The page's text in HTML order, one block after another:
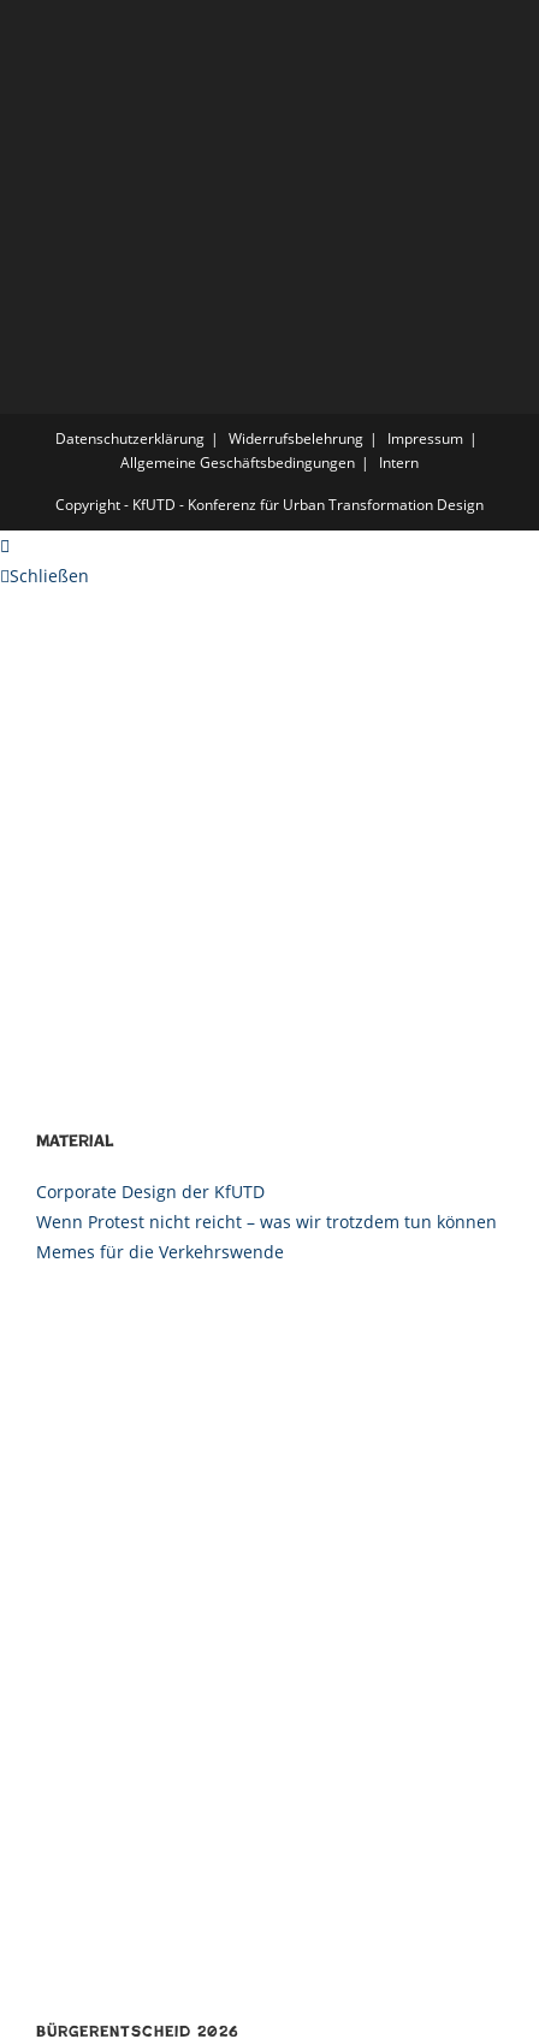
Datenschutzerklärung Widerrufsbelehrung
Impressum
Allgemeine Geschäftsbedingungen
Intern
Copyright - KfUTD - Konferenz für Urban Transformation Design
Schließen
Material
Corporate Design der KfUTD
Wenn Protest nicht reicht – was wir trotzdem tun können
Memes für die Verkehrswende
Bürgerentscheid 2026